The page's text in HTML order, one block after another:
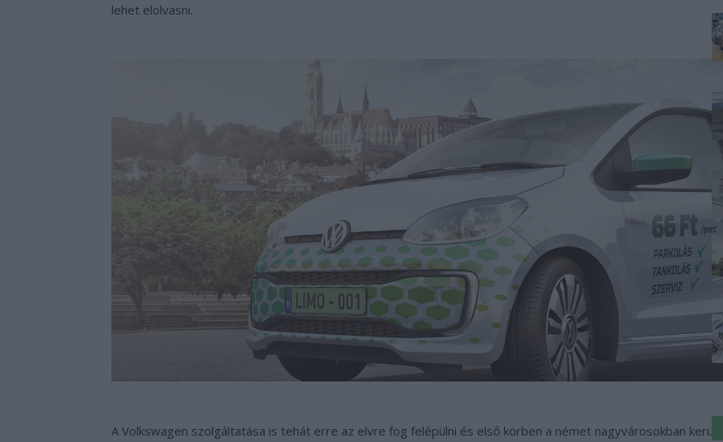
lehet elolvasni.
A Volkswagen szolgáltatása is tehát erre az elvre fog felépülni és első körben a német nagyvárosokban